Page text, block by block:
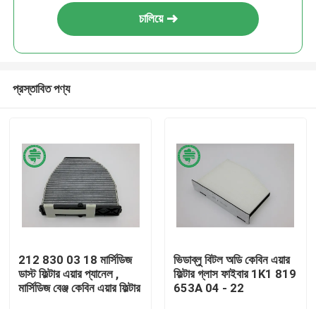
চালিয়ে
প্রস্তাবিত পণ্য
212 830 03 18 মার্সিডিজ
ডাস্ট ফিল্টার এয়ার প্যানেল ,
মার্সিডিজ বেঞ্জ কেবিন এয়ার ফিল্টার
ভিডাব্লু বিটল অডি কেবিন এয়ার
ফিল্টার গ্লাস ফাইবার 1K1 819
653A 04 - 22